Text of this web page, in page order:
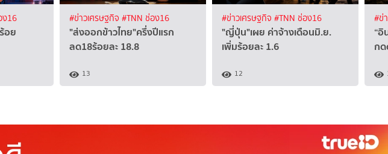
ง16
อย
#ข่าวเศรษฐกิจ #TNN ช่อง16
"ส่งออกข้าวไทย"ครึ่งปีแรก
ลด18ร้อยละ 18.8
13
#ข่าวเศรษฐกิจ #TNN ช่อง16
"ญี่ปุ่น"เผย ค่าจ้างเดือนมิ.ย.
เพิ่มร้อยละ 1.6
12
#ข่
“อิ
กด